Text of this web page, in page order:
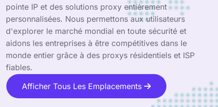
pointe IP et des solutions proxy entièrement
personnalisées. Nous permettons aux utilisateurs
d'explorer le marché mondial en toute sécurité et
aidons les entreprises à être compétitives dans le
monde entier grâce à des proxys résidentiels et ISP
fiables.
Afficher Tous Les Emplacements